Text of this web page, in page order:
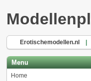
Erotischemodellen.nl
Menu
Home